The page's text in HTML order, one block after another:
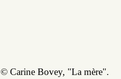
© Carine Bovey, "La mère".